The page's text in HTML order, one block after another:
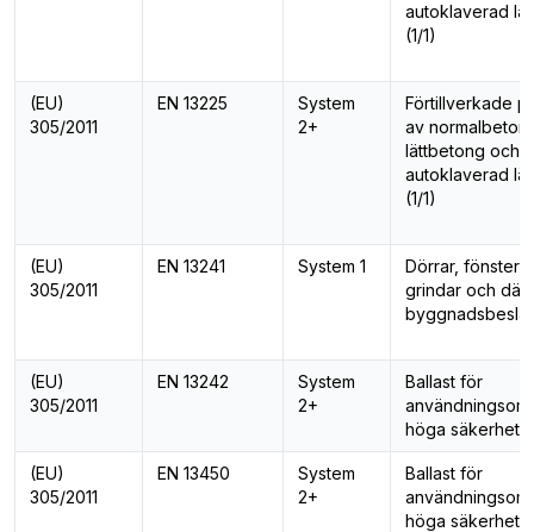
autoklaverad
(1/1)
(EU)
305/2011
EN 13225
System
2+
Förtillverkade
av
lättbetong och
autoklaverad
(1/1)
(EU)
305/2011
EN 13241 System 1
Dörrar, fönster,
grindar och
(EU)
305/2011
EN 13242
System
2+
Ballast för
höga
(EU)
305/2011
EN 13450
System
2+
Ballast för
höga